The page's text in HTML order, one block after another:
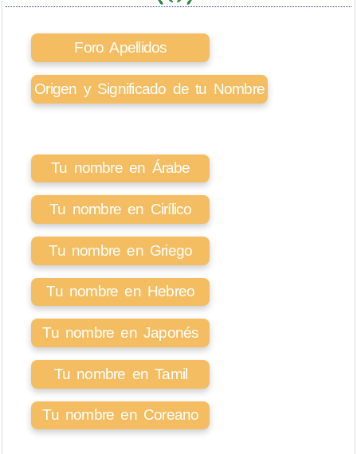
Foro Apellidos
Origen y Significado de tu Nombre
Tu nombre en Árabe
Tu nombre en Cirílico
Tu nombre en Griego
Tu nombre en Hebreo
Tu nombre en Japonés
Tu nombre en Tamil
Tu nombre en Coreano